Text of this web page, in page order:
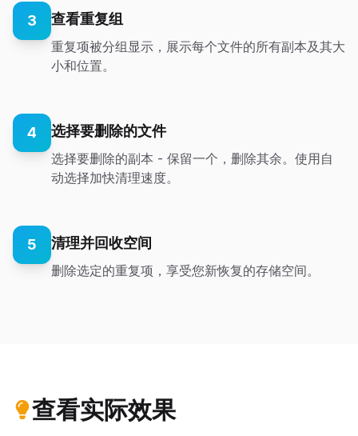
3 查看重复组
重复项被分组显示，展示每个文件的所有副本及其大
小和位置。
4 选择要删除的文件
选择要删除的副本 - 保留一个，删除其余。使用自
动选择加快清理速度。
5 清理并回收空间
删除选定的重复项，享受您新恢复的存储空间。
查看实际效果